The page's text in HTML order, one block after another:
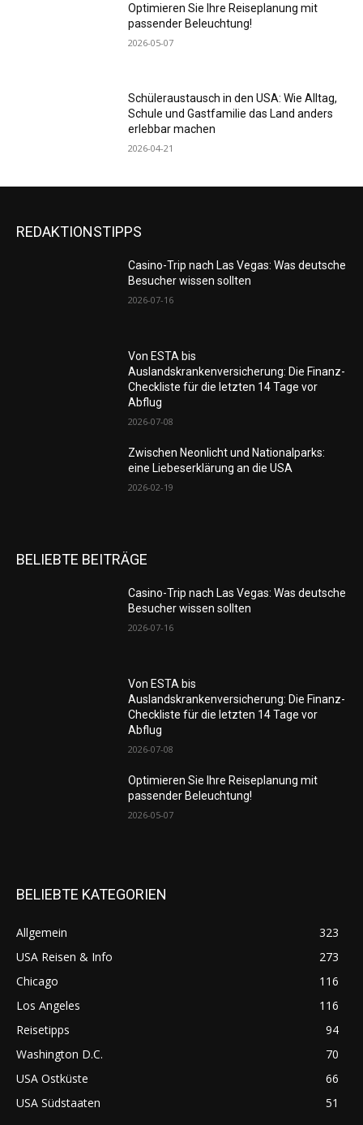
Optimieren Sie Ihre Reiseplanung mit
passender Beleuchtung!
2026-05-07
Schüleraustausch in den USA: Wie Alltag,
Schule und Gastfamilie das Land anders
erlebbar machen
2026-04-21
REDAKTIONSTIPPS
Casino-Trip nach Las Vegas: Was deutsche
Besucher wissen sollten
2026-07-16
Von ESTA bis
Auslandskrankenversicherung: Die Finanz-
Checkliste für die letzten 14 Tage vor
Abflug
2026-07-08
Zwischen Neonlicht und Nationalparks:
eine Liebeserklärung an die USA
2026-02-19
BELIEBTE BEITRÄGE
Casino-Trip nach Las Vegas: Was deutsche
Besucher wissen sollten
2026-07-16
Von ESTA bis
Auslandskrankenversicherung: Die Finanz-
Checkliste für die letzten 14 Tage vor
Abflug
2026-07-08
Optimieren Sie Ihre Reiseplanung mit
passender Beleuchtung!
2026-05-07
BELIEBTE KATEGORIEN
Allgemein
323
USA Reisen & Info
273
Chicago
116
Los Angeles
116
Reisetipps
94
Washington D.C.
70
USA Ostküste
66
USA Südstaaten
51